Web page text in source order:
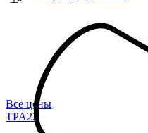
Все цены
TPA22